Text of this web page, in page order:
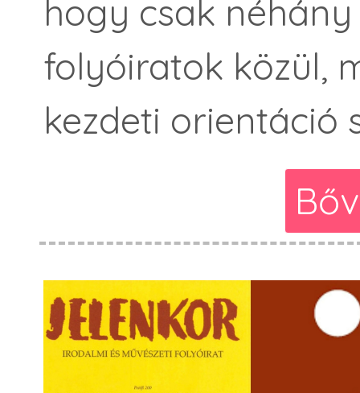
hogy csak
folyóiratok közül,
kezdeti orientáció